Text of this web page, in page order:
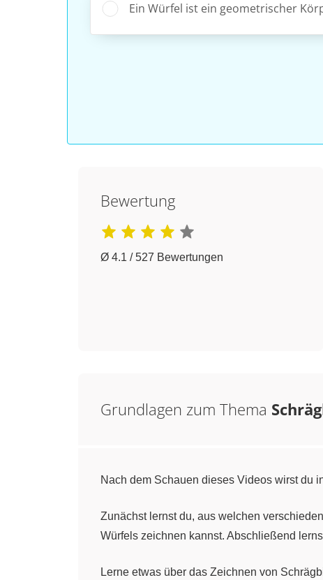
Ein Würfel ist ein geometrischer
Bewertung
Ø 4.1 / 527 Bewertungen
Grundlagen zum Thema
Nach dem Schauen dieses Videos wirst du
Zunächst lernst du, aus welchen
Würfels zeichnen kannst. Abschließend
Lerne etwas über das Zeichnen von